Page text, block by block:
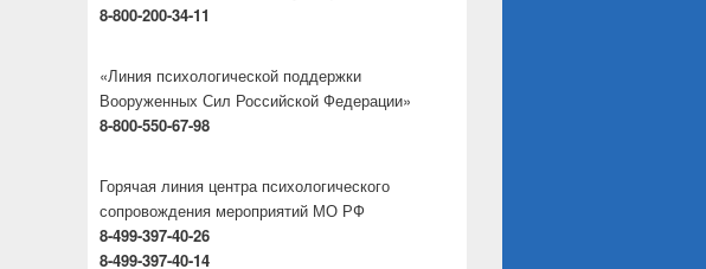
8-800-200-34-11
«Линия психологической поддержки
Вооруженных Сил Российской Федерации»
8-800-550-67-98
Горячая линия центра психологического
сопровождения мероприятий МО РФ
8-499-397-40-26
8-499-397-40-14